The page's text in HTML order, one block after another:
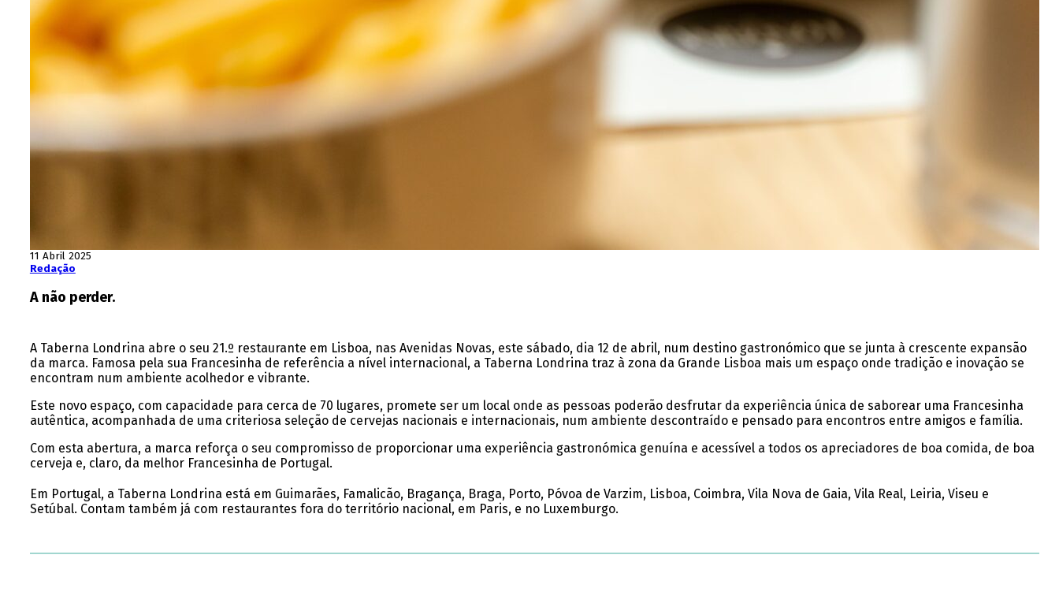
11 Abril 2025
Redação
A não perder.
A Taberna Londrina abre o seu 21.º restaurante em Lisboa, nas Avenidas Novas, este sábado, dia 12 de abril, num destino gastronómico que se junta à crescente expansão
da marca. Famosa pela sua Francesinha de referência a nível internacional, a Taberna Londrina traz à zona da Grande Lisboa mais um espaço onde tradição e inovação se
encontram num ambiente acolhedor e vibrante.
Este novo espaço, com capacidade para cerca de 70 lugares, promete ser um local onde as pessoas poderão desfrutar da experiência única de saborear uma Francesinha
autêntica, acompanhada de uma criteriosa seleção de cervejas nacionais e internacionais, num ambiente descontraído e pensado para encontros entre amigos e família.
Com esta abertura, a marca reforça o seu compromisso de proporcionar uma experiência gastronómica genuína e acessível a todos os apreciadores de boa comida, de boa
cerveja e, claro, da melhor Francesinha de Portugal.
Em Portugal, a Taberna Londrina está em Guimarães, Famalicão, Bragança, Braga, Porto, Póvoa de Varzim, Lisboa, Coimbra, Vila Nova de Gaia, Vila Real, Leiria, Viseu e
Setúbal. Contam também já com restaurantes fora do território nacional, em Paris, e no Luxemburgo.